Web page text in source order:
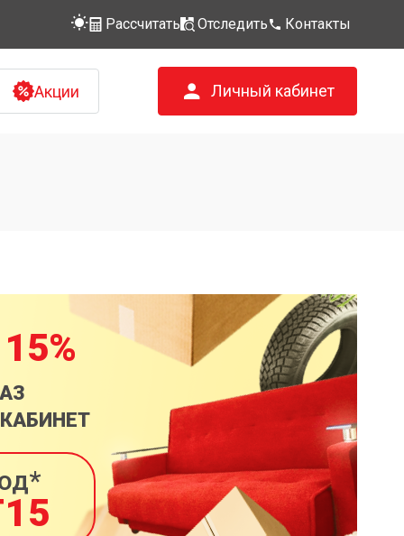
Рассчитать Отследить Контакты
Акции Личный кабинет